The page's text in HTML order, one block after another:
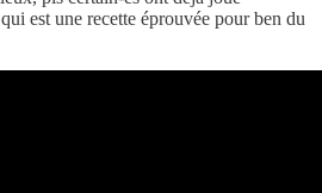
est une recette éprouvée pour ben du